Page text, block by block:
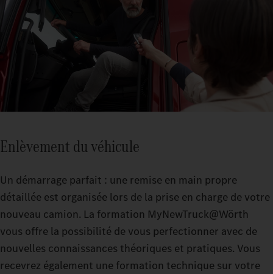
Enlèvement du véhicule
Un démarrage parfait : une remise en main propre
détaillée est organisée lors de la prise en charge de votre
nouveau camion. La formation MyNewTruck@Wörth
vous offre la possibilité de vous perfectionner avec de
nouvelles connaissances théoriques et pratiques. Vous
recevrez également une formation technique sur votre